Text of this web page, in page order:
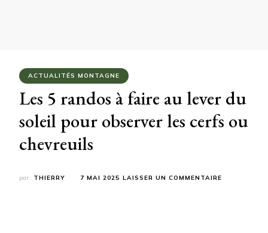
ACTUALITÉS MONTAGNE
Les 5 randos à faire au lever du
soleil pour observer les cerfs ou
chevreuils
par THIERRY 7 MAI 2025 LAISSER UN COMMENTAIRE